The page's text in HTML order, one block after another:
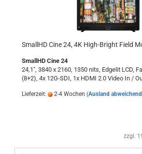
SmallHD Cine 24, 4K High-Bright Field
SmallHD Cine 24
24,1", 3840 x 2160, 1350 nits, Edgelit LCD,
(8+2), 4x 12G-SDI, 1x HDMI 2.0 Video In /
Lieferzeit: 2-4 Wochen (Ausland
zzgl.